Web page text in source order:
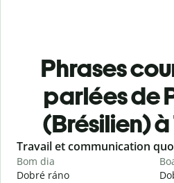
Phrases
parlées de
(Brésilien)
Slide 1 of 6
Travail et communication
Bom dia
Dobré ráno